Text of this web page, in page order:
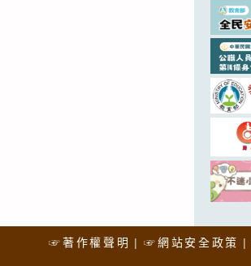
☞著作權聲明 ☞網站安全政策